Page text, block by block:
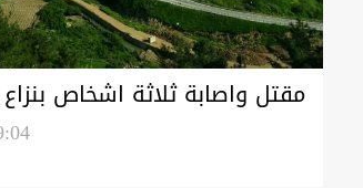
مقتل واصابة ثلاثة اشخاص
مخلفات زراعية في السليمانية